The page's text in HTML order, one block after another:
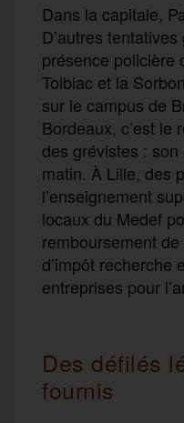
Dans la capitale,
D’autres
présence policière
Tolbiac et la
sur le campus de
Bordeaux, c’est le
des grévistes :
matin. À Lille, des
l’enseignement
locaux du Medef
remboursement
d’impôt recherche
entreprises pour
Des défilés
fournis